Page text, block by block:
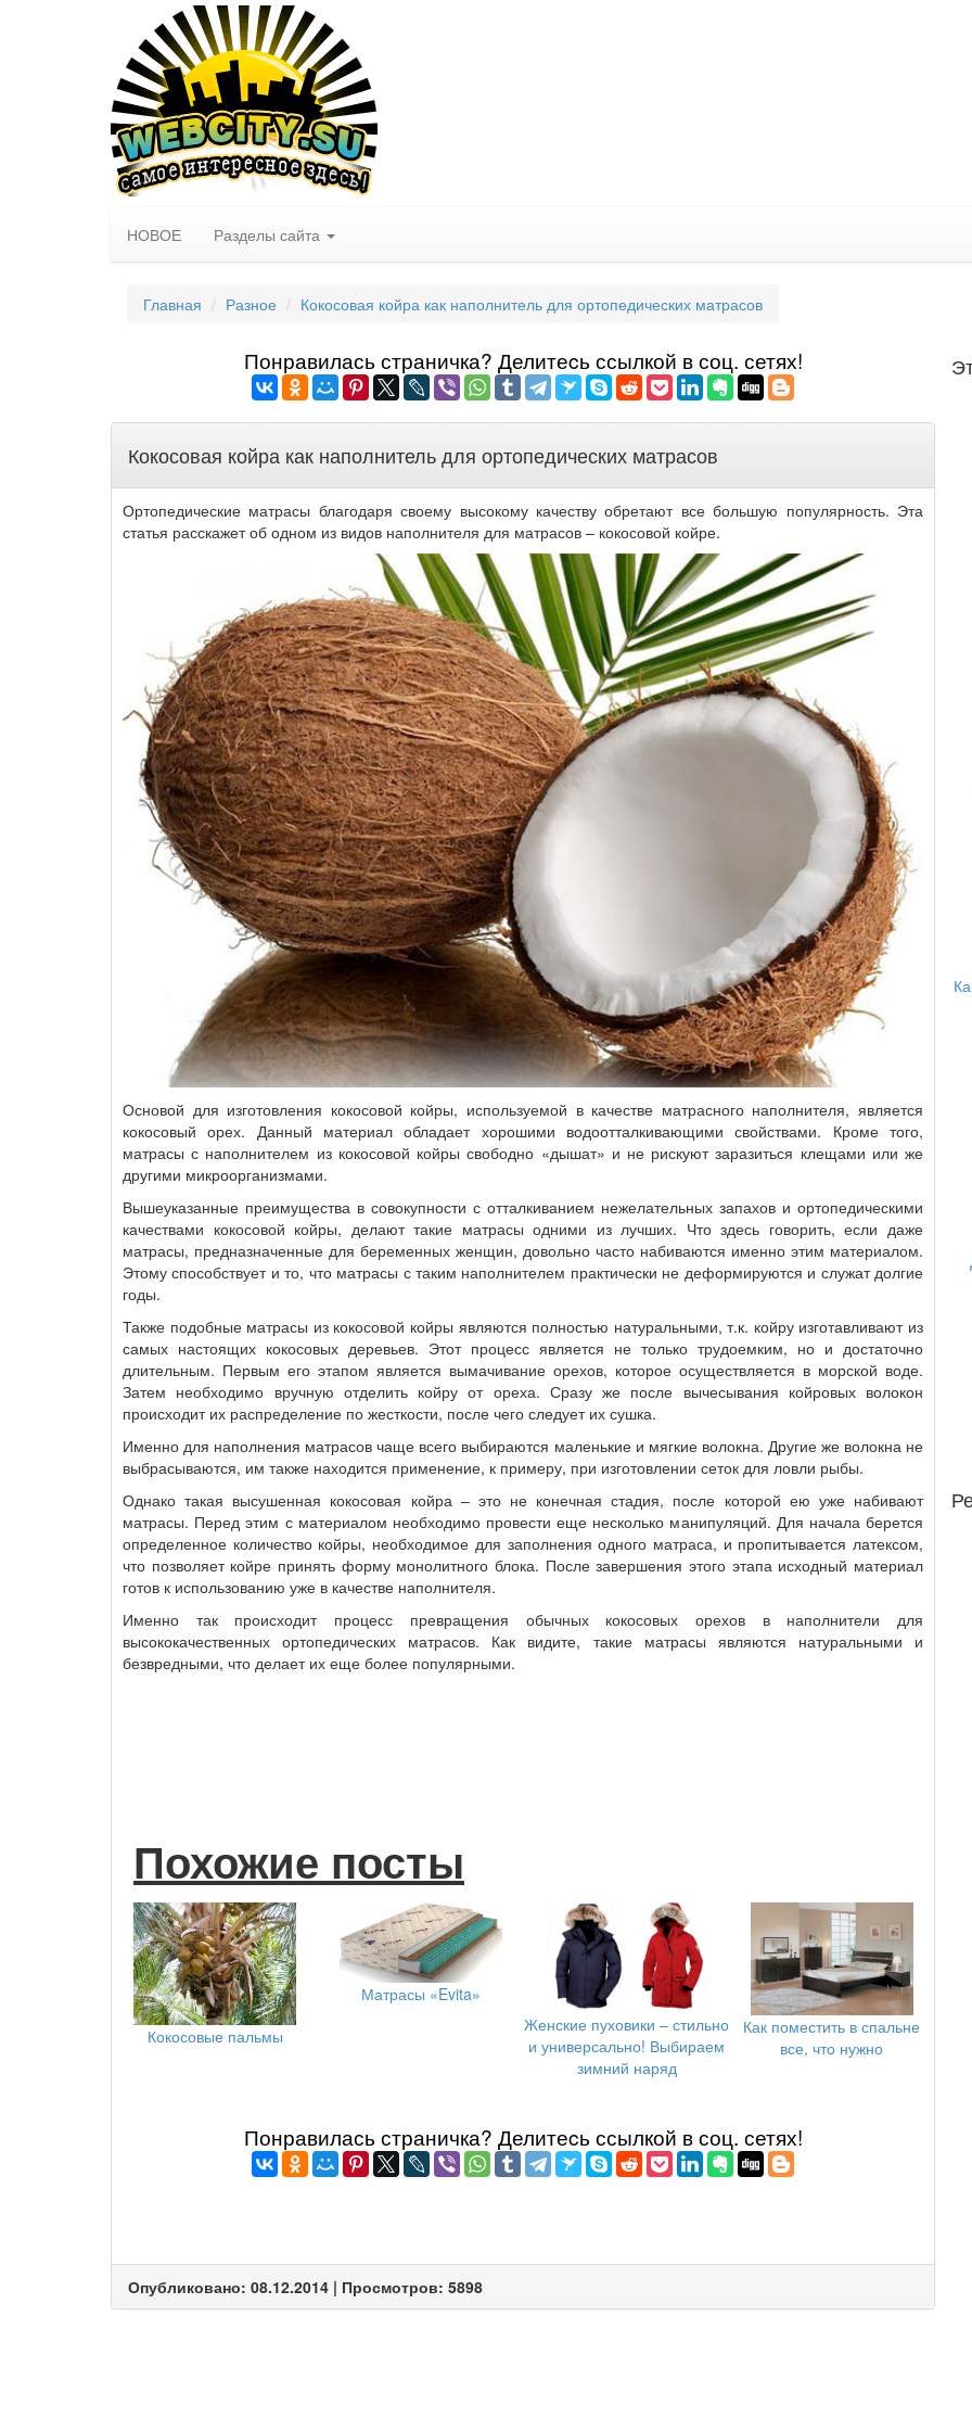
НОВОЕ Разделы сайта
Главная Разное Кокосовая койра как наполнитель для ортопедических матрасов
Понравилась страничка? Делитеcь ссылкой в соц. сетях!
Кокосовая койра как наполнитель для ортопедических матрасов
Ортопедические матрасы благодаря своему высокому качеству обретают все большую популярность. Эта
статья расскажет об одном из видов наполнителя для матрасов – кокосовой койре.
Основой для изготовления кокосовой койры, используемой в качестве матрасного наполнителя, является
кокосовый орех. Данный материал обладает хорошими водоотталкивающими свойствами. Кроме того,
матрасы с наполнителем из кокосовой койры свободно «дышат» и не рискуют заразиться клещами или же
другими микроорганизмами.
Вышеуказанные преимущества в совокупности с отталкиванием нежелательных запахов и ортопедическими
качествами кокосовой койры, делают такие матрасы одними из лучших. Что здесь говорить, если даже
матрасы, предназначенные для беременных женщин, довольно часто набиваются именно этим материалом.
Этому способствует и то, что матрасы с таким наполнителем практически не деформируются и служат долгие
годы.
Также подобные матрасы из кокосовой койры являются полностью натуральными, т.к. койру изготавливают из
самых настоящих кокосовых деревьев. Этот процесс является не только трудоемким, но и достаточно
длительным. Первым его этапом является вымачивание орехов, которое осуществляется в морской воде.
Затем необходимо вручную отделить койру от ореха. Сразу же после вычесывания койровых волокон
происходит их распределение по жесткости, после чего следует их сушка.
Именно для наполнения матрасов чаще всего выбираются маленькие и мягкие волокна. Другие же волокна не
выбрасываются, им также находится применение, к примеру, при изготовлении сеток для ловли рыбы.
Однако такая высушенная кокосовая койра – это не конечная стадия, после которой ею уже набивают
матрасы. Перед этим с материалом необходимо провести еще несколько манипуляций. Для начала берется
определенное количество койры, необходимое для заполнения одного матраса, и пропитывается латексом,
что позволяет койре принять форму монолитного блока. После завершения этого этапа исходный материал
готов к использованию уже в качестве наполнителя.
Именно так происходит процесс превращения обычных кокосовых орехов в наполнители для
высококачественных ортопедических матрасов. Как видите, такие матрасы являются натуральными и
безвредными, что делает их еще более популярными.
Похожие посты
Кокосовые пальмы
Матрасы «Evita»
Женские пуховики – стильно
и универсально! Выбираем
зимний наряд
Как поместить в спальне
все, что нужно
Понравилась страничка? Делитеcь ссылкой в соц. сетях!
Опубликовано: 08.12.2014 | Просмотров: 5898